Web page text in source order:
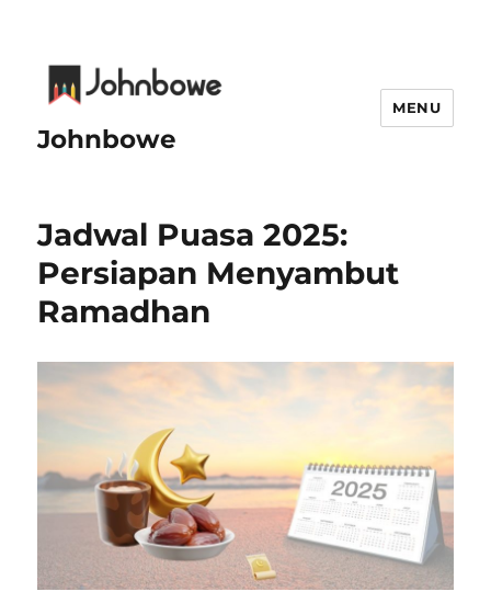
Johnbowe
MENU
Jadwal Puasa 2025:
Persiapan Menyambut
Ramadhan